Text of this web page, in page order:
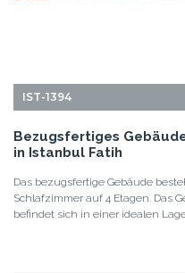
Schlafzimmer auf 4 Etagen. Das
befindet sich in einer idealen
GRUNDPREIS
1.200.000 USD